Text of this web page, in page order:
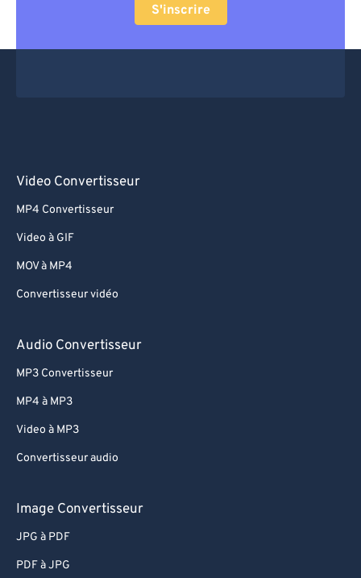
S'inscrire
Video Convertisseur
MP4 Convertisseur
Video à GIF
MOV à MP4
Convertisseur vidéo
Audio Convertisseur
MP3 Convertisseur
MP4 à MP3
Video à MP3
Convertisseur audio
Image Convertisseur
JPG à PDF
PDF à JPG